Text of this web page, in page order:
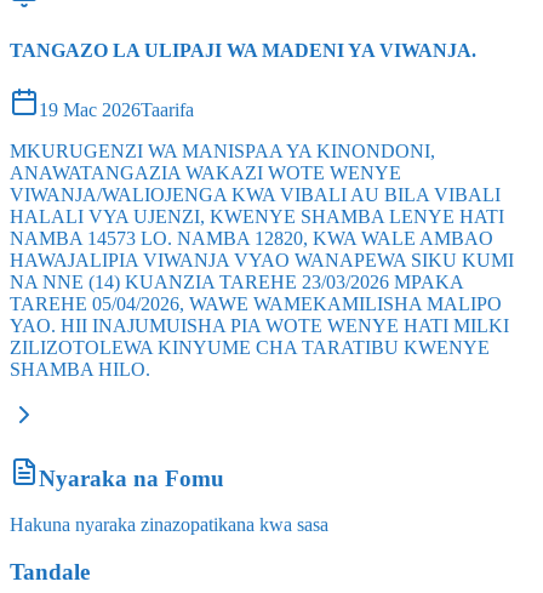
TANGAZO LA ULIPAJI WA MADENI YA VIWANJA.
19 Mac 2026Taarifa
MKURUGENZI WA MANISPAA YA KINONDONI,
ANAWATANGAZIA WAKAZI WOTE WENYE
VIWANJA/WALIOJENGA KWA VIBALI AU BILA VIBALI
HALALI VYA UJENZI, KWENYE SHAMBA LENYE HATI
NAMBA 14573 LO. NAMBA 12820, KWA WALE AMBAO
HAWAJALIPIA VIWANJA VYAO WANAPEWA SIKU KUMI
NA NNE (14) KUANZIA TAREHE 23/03/2026 MPAKA
TAREHE 05/04/2026, WAWE WAMEKAMILISHA MALIPO
YAO. HII INAJUMUISHA PIA WOTE WENYE HATI MILKI
ZILIZOTOLEWA KINYUME CHA TARATIBU KWENYE
SHAMBA HILO.
Nyaraka na Fomu
Hakuna nyaraka zinazopatikana kwa sasa
Tandale